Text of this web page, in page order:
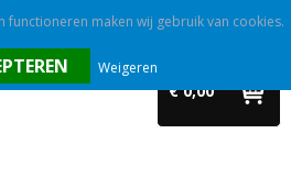
€ 0,00
maken wij gebruik van cookies.
Weigeren